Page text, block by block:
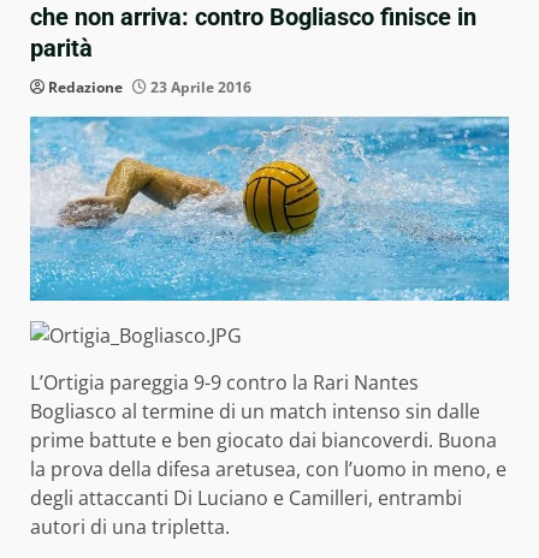
che non arriva: contro Bogliasco finisce in
parità
Redazione 23 Aprile 2016
L’Ortigia pareggia 9-9 contro la Rari Nantes
Bogliasco al termine di un match intenso sin dalle
prime battute e ben giocato dai biancoverdi. Buona
la prova della difesa aretusea, con l’uomo in meno, e
degli attaccanti Di Luciano e Camilleri, entrambi
autori di una tripletta.